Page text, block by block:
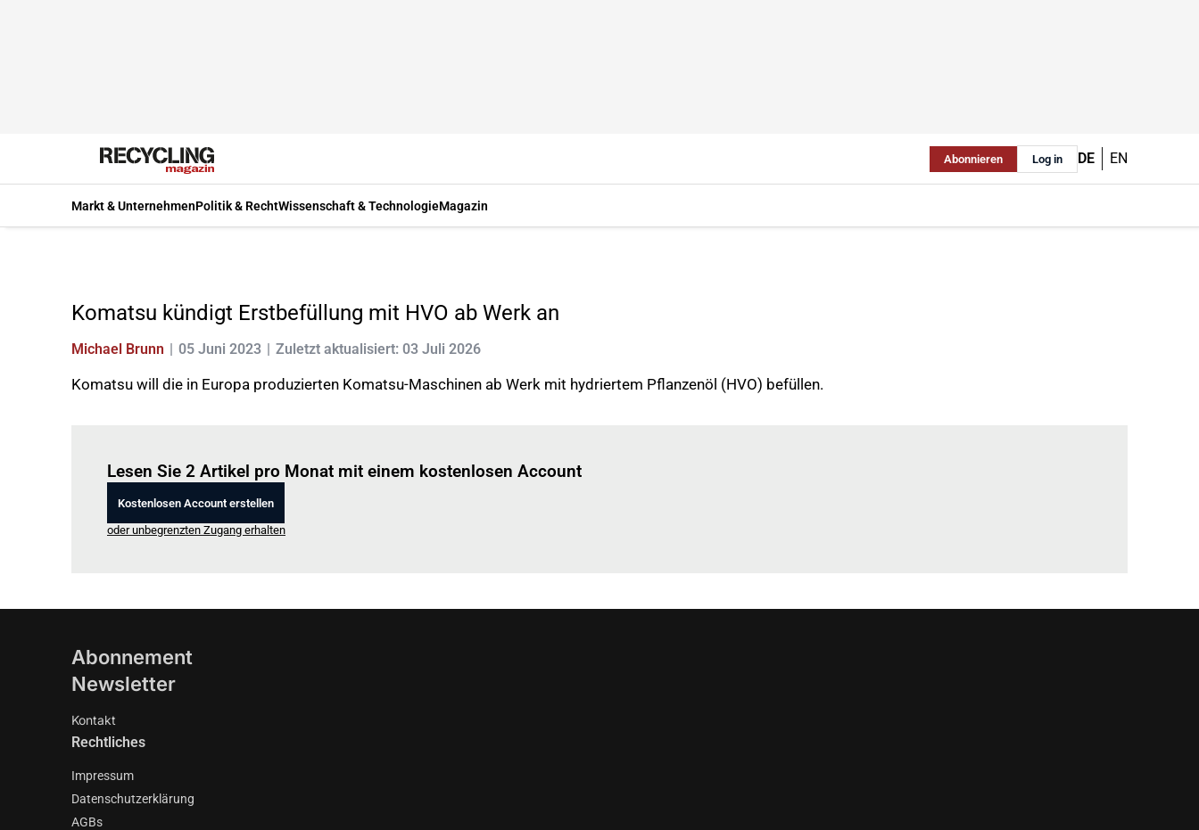
Abonnieren Log in DE EN
Markt & UnternehmenPolitik & RechtWissenschaft & TechnologieMagazin
Komatsu kündigt Erstbefüllung mit HVO ab Werk an
Michael Brunn 05 Juni 2023 Zuletzt aktualisiert: 03 Juli 2026
Komatsu will die in Europa produzierten Komatsu-Maschinen ab Werk mit hydriertem Pflanzenöl (HVO) befüllen.
Lesen Sie 2 Artikel pro Monat mit einem kostenlosen Account
Kostenlosen Account erstellen
oder unbegrenzten Zugang erhalten
Abonnement
Newsletter
Kontakt
Rechtliches
Impressum
Datenschutzerklärung
AGBs